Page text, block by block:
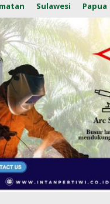
Sulawesi Papua